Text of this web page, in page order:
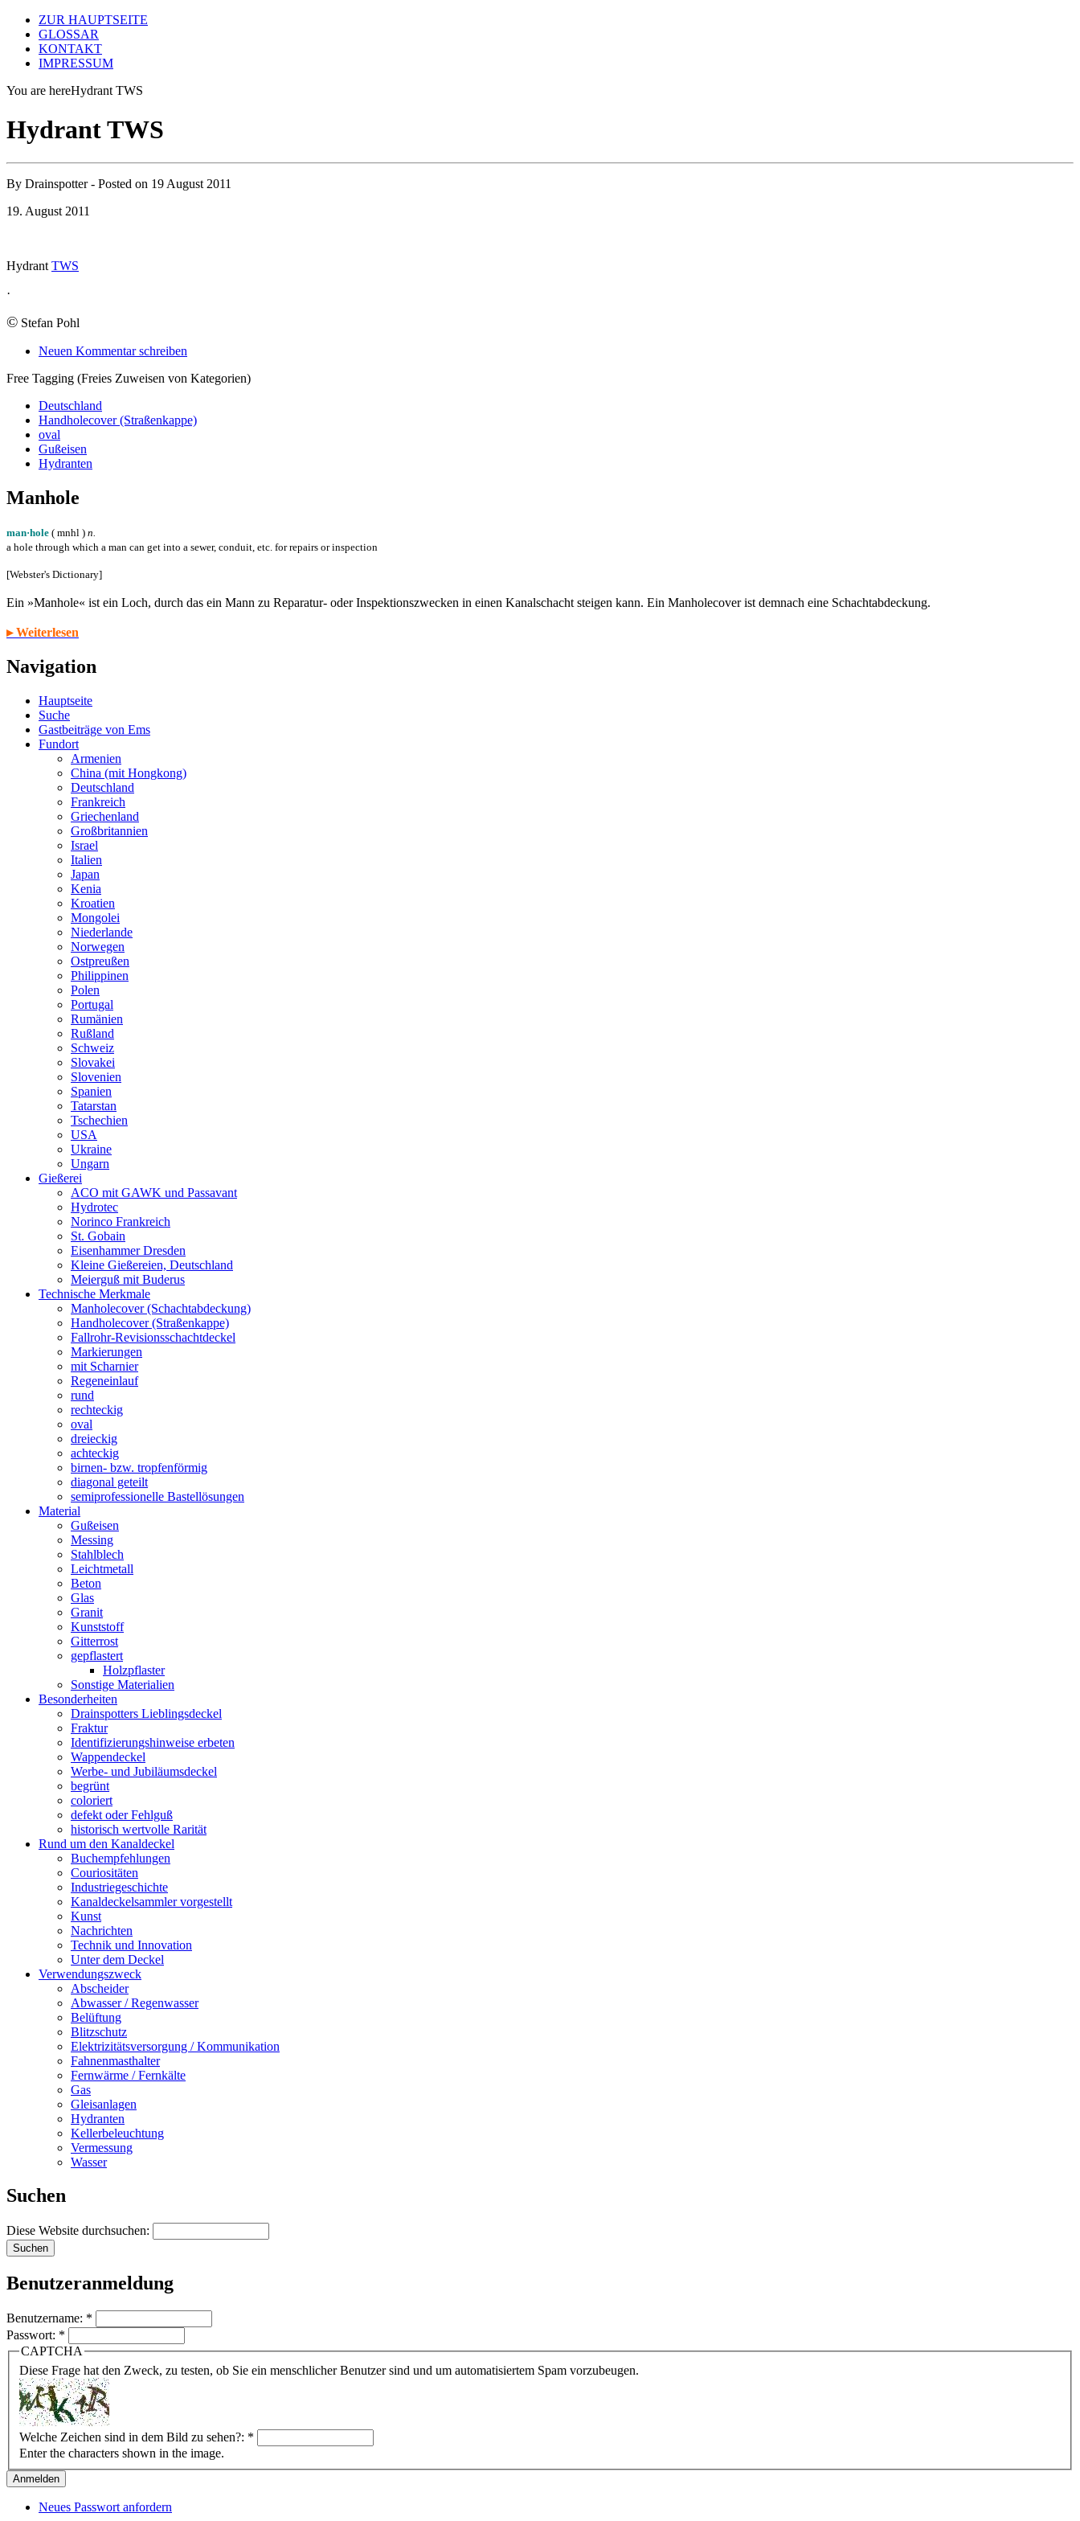
ZUR HAUPTSEITE
GLOSSAR
KONTAKT
IMPRESSUM
You are hereHydrant TWS
Hydrant TWS
By Drainspotter- Posted on 19 August 2011
19. August 2011
Hydrant TWS
·
© Stefan Pohl
Neuen Kommentar schreiben
Free Tagging (Freies Zuweisen von Kategorien)
Deutschland
Handholecover (Straßenkappe)
oval
Gußeisen
Hydranten
Manhole
man·hole ( mnhl ) n.
a hole through which a man can get into a sewer, conduit, etc. for repairs or inspection
[Webster's Dictionary]
Ein »Manhole« ist ein Loch, durch das ein Mann zu Reparatur- oder Inspektionszwecken in einen Kanalschacht steigen kann. Ein Manholecover ist demnach eine Schachtabdeckung.
▸ Weiterlesen
Navigation
Hauptseite
Suche
Gastbeiträge von Ems
Fundort
Armenien
China (mit Hongkong)
Deutschland
Frankreich
Griechenland
Großbritannien
Israel
Italien
Japan
Kenia
Kroatien
Mongolei
Niederlande
Norwegen
Ostpreußen
Philippinen
Polen
Portugal
Rumänien
Rußland
Schweiz
Slovakei
Slovenien
Spanien
Tatarstan
Tschechien
USA
Ukraine
Ungarn
Gießerei
ACO mit GAWK und Passavant
Hydrotec
Norinco Frankreich
St. Gobain
Eisenhammer Dresden
Kleine Gießereien, Deutschland
Meierguß mit Buderus
Technische Merkmale
Manholecover (Schachtabdeckung)
Handholecover (Straßenkappe)
Fallrohr-Revisionsschachtdeckel
Markierungen
mit Scharnier
Regeneinlauf
rund
rechteckig
oval
dreieckig
achteckig
birnen- bzw. tropfenförmig
diagonal geteilt
semiprofessionelle Bastellösungen
Material
Gußeisen
Messing
Stahlblech
Leichtmetall
Beton
Glas
Granit
Kunststoff
Gitterrost
gepflastert
Holzpflaster
Sonstige Materialien
Besonderheiten
Drainspotters Lieblingsdeckel
Fraktur
Identifizierungshinweise erbeten
Wappendeckel
Werbe- und Jubiläumsdeckel
begrünt
coloriert
defekt oder Fehlguß
historisch wertvolle Rarität
Rund um den Kanaldeckel
Buchempfehlungen
Couriositäten
Industriegeschichte
Kanaldeckelsammler vorgestellt
Kunst
Nachrichten
Technik und Innovation
Unter dem Deckel
Verwendungszweck
Abscheider
Abwasser / Regenwasser
Belüftung
Blitzschutz
Elektrizitätsversorgung / Kommunikation
Fahnenmasthalter
Fernwärme / Fernkälte
Gas
Gleisanlagen
Hydranten
Kellerbeleuchtung
Vermessung
Wasser
Suchen
Diese Website durchsuchen:
Benutzeranmeldung
Benutzername: *
Passwort: *
CAPTCHA
Diese Frage hat den Zweck, zu testen, ob Sie ein menschlicher Benutzer sind und um automatisiertem Spam vorzubeugen.
Welche Zeichen sind in dem Bild zu sehen?: *
Enter the characters shown in the image.
Neues Passwort anfordern